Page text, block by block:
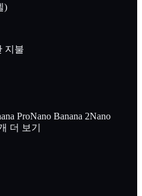
)
지불
ProNano Banana 2Nano
더 보기